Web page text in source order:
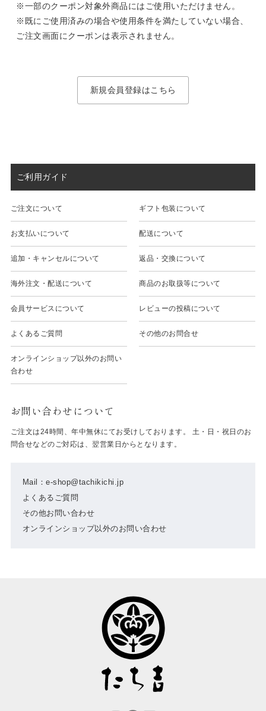
※一部のクーポン対象外商品にはご使用いただけません。
※既にご使用済みの場合や使用条件を満たしていない場合、
ご注文画面にクーポンは表示されません。
新規会員登録はこちら
ご利用ガイド
ご注文について ギフト包装について
お支払いについて 配送について
追加・キャンセルについて 返品・交換について
海外注文・配送について 商品のお取扱等について
会員サービスについて レビューの投稿について
よくあるご質問 その他のお問合せ
オンラインショップ以外のお問い
合わせ
お問い合わせについて
Mail：e-shop@tachikichi.jp
よくあるご質問
その他お問い合わせ
オンラインショップ以外のお問い合わせ
ご注文は24時間、年中無休にてお受けしております。 土・日・祝日のお
問合せなどのご対応は、翌営業日からとなります。